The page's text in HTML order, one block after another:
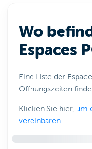
Wo
Espaces
Eine Liste der
Öffnungszeiten
Klicken Sie hier, um
vereinbaren.